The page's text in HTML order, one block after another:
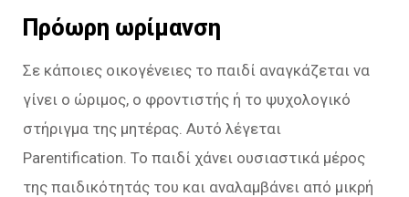
Πρόωρη ωρίμανση
Σε κάποιες οικογένειες το παιδί αναγκάζεται να
γίνει ο ώριμος, ο φροντιστής ή το ψυχολογικό
στήριγμα της μητέρας. Αυτό λέγεται
Parentification. Το παιδί χάνει ουσιαστικά μέρος
της παιδικότητάς του και αναλαμβάνει από μικρή